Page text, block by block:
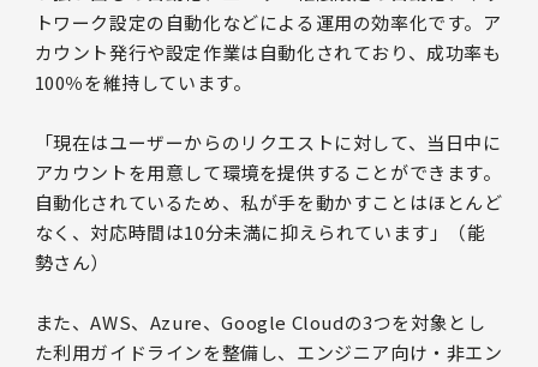
トワーク設定の自動化などによる運用の効率化です。ア
カウント発行や設定作業は自動化されており、成功率も
100％を維持しています。
「現在はユーザーからのリクエストに対して、当日中に
アカウントを用意して環境を提供することができます。
自動化されているため、私が手を動かすことはほとんど
なく、対応時間は10分未満に抑えられています」（能
勢さん）
また、AWS、Azure、Google Cloudの3つを対象とし
た利用ガイドラインを整備し、エンジニア向け・非エン